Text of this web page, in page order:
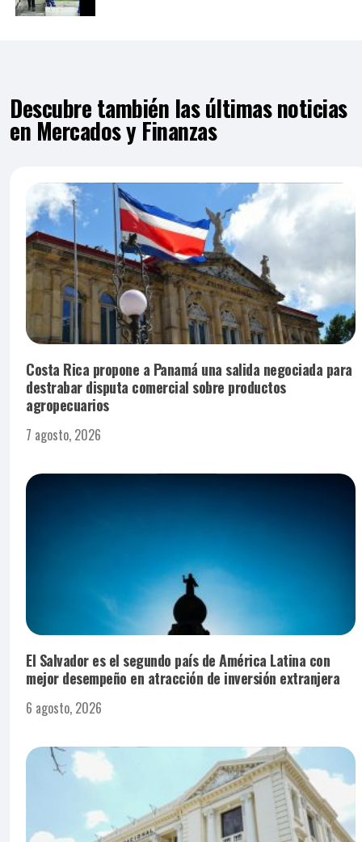
Descubre también las últimas noticias
en Mercados y Finanzas
Costa Rica propone a Panamá una salida negociada para
destrabar disputa comercial sobre productos
agropecuarios
7 agosto, 2026
El Salvador es el segundo país de América Latina con
mejor desempeño en atracción de inversión extranjera
6 agosto, 2026